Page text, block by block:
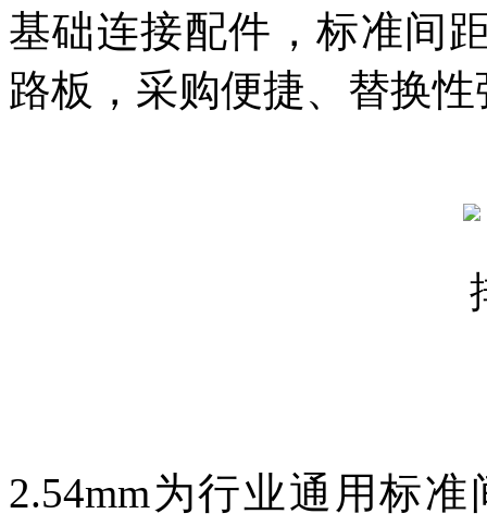
基础连接配件，标准间
路板，采购便捷、替换
2.54mm为行业通用标